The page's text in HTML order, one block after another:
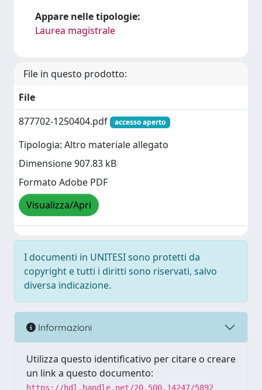
Appare nelle tipologie:
Laurea magistrale
File in questo prodotto:
File
877702-1250404.pdf
accesso aperto
Tipologia: Altro materiale allegato
Dimensione 907.83 kB
Formato Adobe PDF
Visualizza/Apri
I documenti in UNITESI sono protetti da
copyright e tutti i diritti sono riservati, salvo
diversa indicazione.
Informazioni
Utilizza questo identificativo per citare o creare
un link a questo documento:
https://hdl.handle.net/20.500.14247/5892